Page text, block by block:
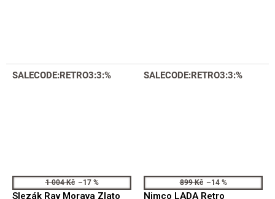
hvězdiček.
SALECODE:RETRO3:3:%
1 004 Kč –17 %
Slezák Rav Morava Zlato
SALECODE:RETRO3:3:%
899 Kč –14 %
Nimco LADA Retro